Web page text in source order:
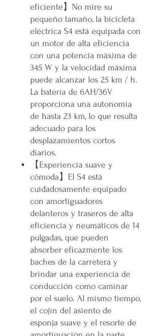
eficiente】No mire su
pequeño tamaño, la bicicleta
eléctrica S4 está equipada con
un motor de alta eficiencia
con una potencia máxima de
345 W y la velocidad máxima
puede alcanzar los 25 km / h.
La batería de 6AH/36V
proporciona una autonomía
de hasta 23 km, lo que resulta
adecuado para los
desplazamientos cortos
diarios.
【Experiencia suave y
cómoda】El S4 está
cuidadosamente equipado
con amortiguadores
delanteros y traseros de alta
eficiencia y neumáticos de 14
pulgadas, que pueden
absorber eficazmente los
baches de la carretera y
brindar una experiencia de
conducción como caminar
por el suelo. Al mismo tiempo,
el cojín del asiento de
esponja suave y el resorte de